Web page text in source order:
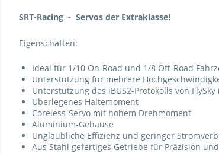
SRT-Racing - Servos der Extraklasse!
Eigenschaften:
Ideal für 1/10 On-Road und 1/8 Off-Road
Unterstützung für mehrere
Unterstützung des iBUS2-Protokolls von
Überlegenes Haltemoment
Coreless-Servo mit hohem Drehmoment
Aluminium-Gehäuse
Unglaubliche Effizienz und geringer
Aus Stahl gefertiges Getriebe für Präzision